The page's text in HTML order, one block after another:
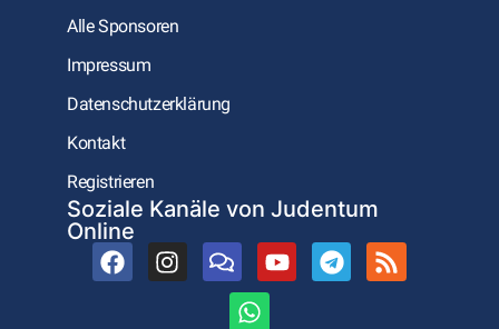
Alle Sponsoren
Impressum
Datenschutzerklärung
Kontakt
Registrieren
Soziale Kanäle von Judentum
Online